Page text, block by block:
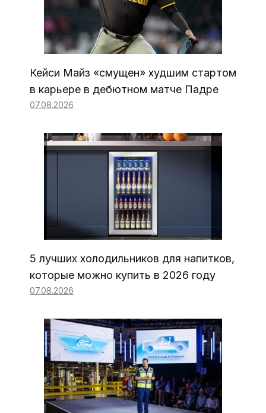
Кейси Майз «смущен» худшим стартом
в карьере в дебютном матче Падре
07.08.2026
5 лучших холодильников для напитков,
которые можно купить в 2026 году
07.08.2026